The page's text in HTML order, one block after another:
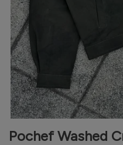
Pochef Washed